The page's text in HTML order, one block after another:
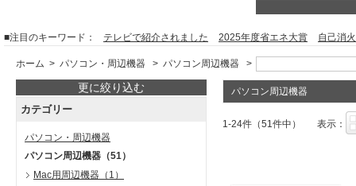
■注目のキーワード： テレビで紹介されました 2025年度省エネ大賞 自己消
ホーム > パソコン・周辺機器 > パソコン周辺機器 >
更に絞り込む
カテゴリー
パソコン・周辺機器
パソコン周辺機器 （51）
Mac用周辺機器 （1）
パソコン周辺機器
1-24件（51件中） 表示：